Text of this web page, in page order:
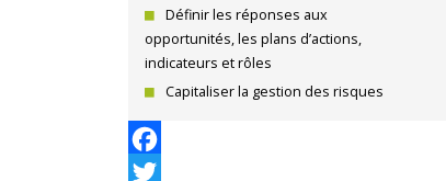
Définir les réponses aux
opportunités, les plans d’actions,
indicateurs et rôles
Capitaliser la gestion des risques
Facebook